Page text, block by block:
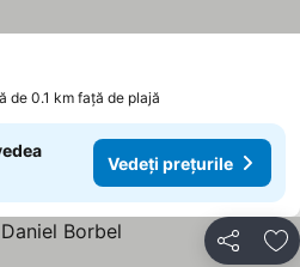
de 0.1 km față de plajă
Vedeți prețurile
Distribuiți